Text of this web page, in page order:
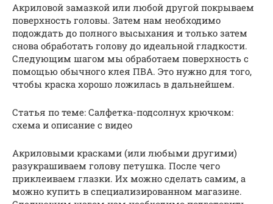
Акриловой замазкой или любой другой покрываем
поверхность головы. Затем нам необходимо
подождать до полного высыхания и только затем
снова обработать голову до идеальной гладкости.
Следующим шагом мы обработаем поверхность с
помощью обычного клея ПВА. Это нужно для того,
чтобы краска хорошо ложилась в дальнейшем.
Статья по теме: Салфетка-подсолнух крючком:
схема и описание с видео
Акриловыми красками (или любыми другими)
разукрашиваем голову петушка. После чего
приклеиваем глазки. Их можно сделать самим, а
можно купить в специализированном магазине.